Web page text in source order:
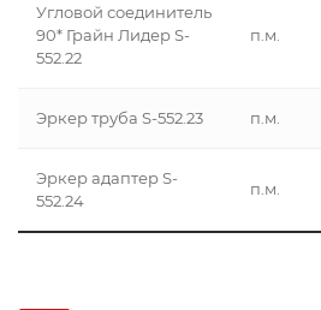
Угловой соединитель
90* Грайн Лидер S-
552.22
п.м.
Эркер труба S-552.23 п.м.
Эркер адаптер S-
552.24
п.м.